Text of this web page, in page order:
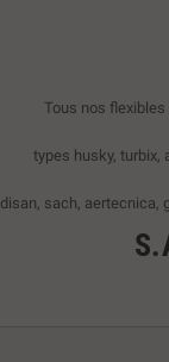
Tous nos
types husky, turbix,
disan, sach, aertecnica,